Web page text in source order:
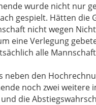
wurde nicht nur
gespielt. Hätten die
nicht wegen
eine Verlegung
alle
neben den
noch zwei weitere
die